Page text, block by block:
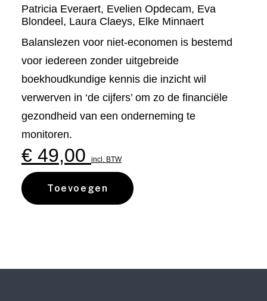
Patricia Everaert, Evelien Opdecam, Eva
Blondeel, Laura Claeys, Elke Minnaert
Balanslezen voor niet-economen is bestemd
voor iedereen zonder uitgebreide
boekhoudkundige kennis die inzicht wil
verwerven in ‘de cijfers’ om zo de financiële
gezondheid van een onderneming te
monitoren.
€ 49,00 incl. BTW
Toevoegen